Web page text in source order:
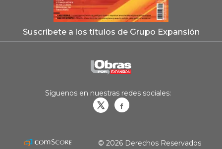
Suscríbete a los títulos de Grupo Expansión
Síguenos en nuestras redes sociales:
© 2026 Derechos Reservados